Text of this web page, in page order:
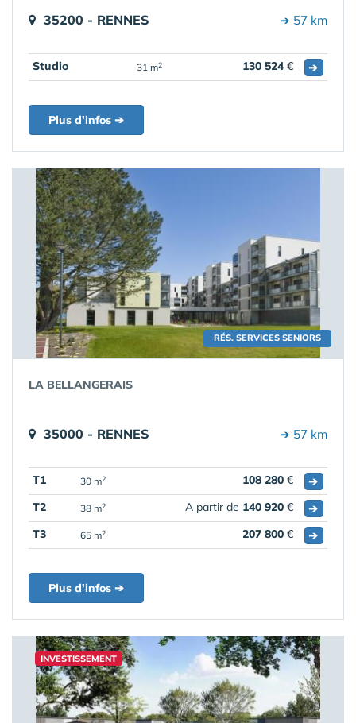
35200 - RENNES ➔ 57 km
Studio 31 m2 130 524€ ➔
Plus d'infos ➔
RÉS. SERVICES SENIORS
LA BELLANGERAIS
35000 - RENNES ➔ 57 km
T1 30 m2 108 280 €
➔
T2
38 m2 A partir de 140 920 €
➔
T3
65 m2 207 800 € ➔
Plus d'infos ➔
INVESTISSEMENT